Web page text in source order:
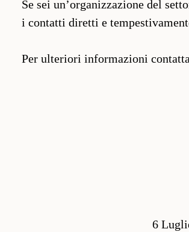
Se sei un’organizzazione del
i contatti diretti e
Per ulteriori informazioni
6